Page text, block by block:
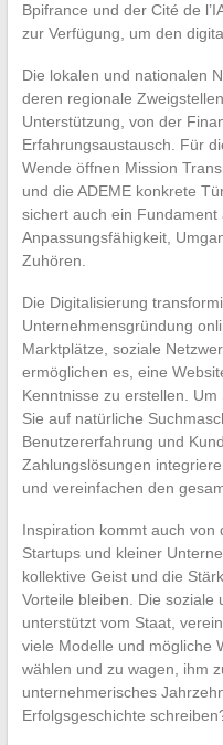
Bpifrance und der Cité de
zur Verfügung, um den
Die lokalen und nationalen
deren regionale
Unterstützung, von der
Erfahrungsaustausch. Für
Wende öffnen Mission
und die ADEME konkrete
sichert auch ein
Anpassungsfähigkeit,
Zuhören.
Die Digitalisierung
Unternehmensgründung
Marktplätze, soziale
ermöglichen es, eine
Kenntnisse zu erstellen.
Sie auf natürliche
Benutzererfahrung und
Zahlungslösungen
und vereinfachen den
Inspiration kommt auch von
Startups und kleiner
kollektive Geist und die
Vorteile bleiben. Die soziale
unterstützt vom Staat,
viele Modelle und mögliche
wählen und zu wagen, ihm
unternehmerisches
Erfolgsgeschichte